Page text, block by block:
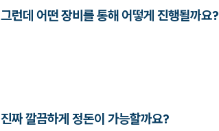
그런데 어떤 장비를 통해 어떻게 진행될까요?
진짜 깔끔하게 정돈이 가능할까요?